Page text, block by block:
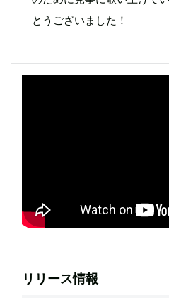
とうございました！
リリース情報